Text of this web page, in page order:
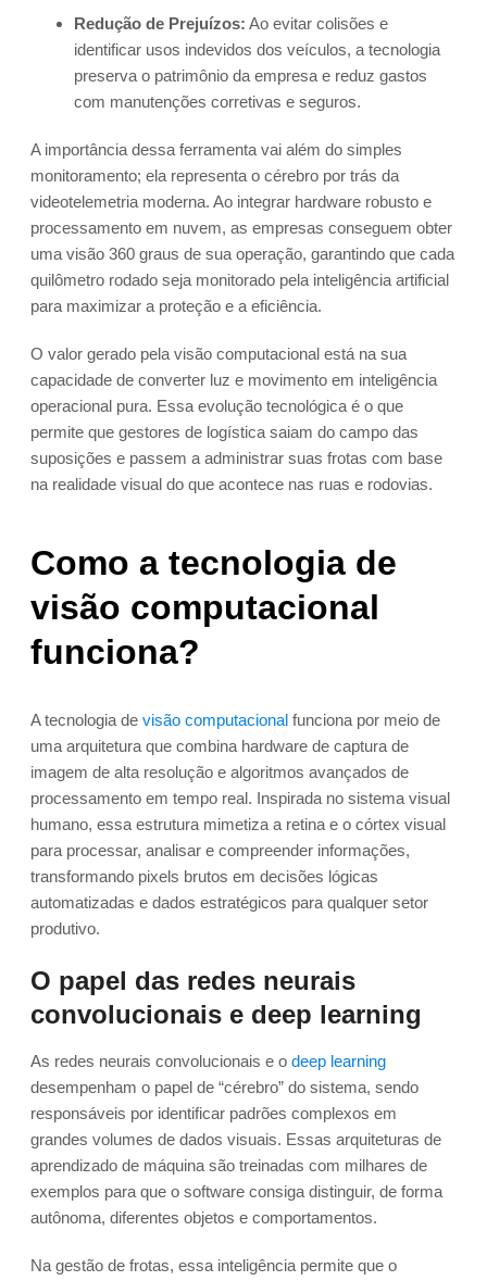
Redução de Prejuízos: Ao evitar colisões e
identificar usos indevidos dos veículos, a tecnologia
preserva o patrimônio da empresa e reduz gastos
com manutenções corretivas e seguros.
A importância dessa ferramenta vai além do simples
monitoramento; ela representa o cérebro por trás da
videotelemetria moderna. Ao integrar hardware robusto e
processamento em nuvem, as empresas conseguem obter
uma visão 360 graus de sua operação, garantindo que cada
quilômetro rodado seja monitorado pela inteligência artificial
para maximizar a proteção e a eficiência.
O valor gerado pela visão computacional está na sua
capacidade de converter luz e movimento em inteligência
operacional pura. Essa evolução tecnológica é o que
permite que gestores de logística saiam do campo das
suposições e passem a administrar suas frotas com base
na realidade visual do que acontece nas ruas e rodovias.
Como a tecnologia de
visão computacional
funciona?
A tecnologia de visão computacional funciona por meio de
uma arquitetura que combina hardware de captura de
imagem de alta resolução e algoritmos avançados de
processamento em tempo real. Inspirada no sistema visual
humano, essa estrutura mimetiza a retina e o córtex visual
para processar, analisar e compreender informações,
transformando pixels brutos em decisões lógicas
automatizadas e dados estratégicos para qualquer setor
produtivo.
O papel das redes neurais
convolucionais e deep learning
As redes neurais convolucionais e o deep learning
desempenham o papel de “cérebro” do sistema, sendo
responsáveis por identificar padrões complexos em
grandes volumes de dados visuais. Essas arquiteturas de
aprendizado de máquina são treinadas com milhares de
exemplos para que o software consiga distinguir, de forma
autônoma, diferentes objetos e comportamentos.
Na gestão de frotas, essa inteligência permite que o